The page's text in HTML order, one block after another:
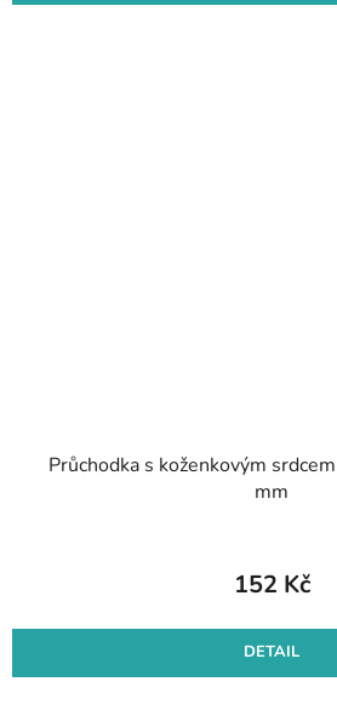
Průchodka s koženkovým
mm
152 Kč
DETAIL